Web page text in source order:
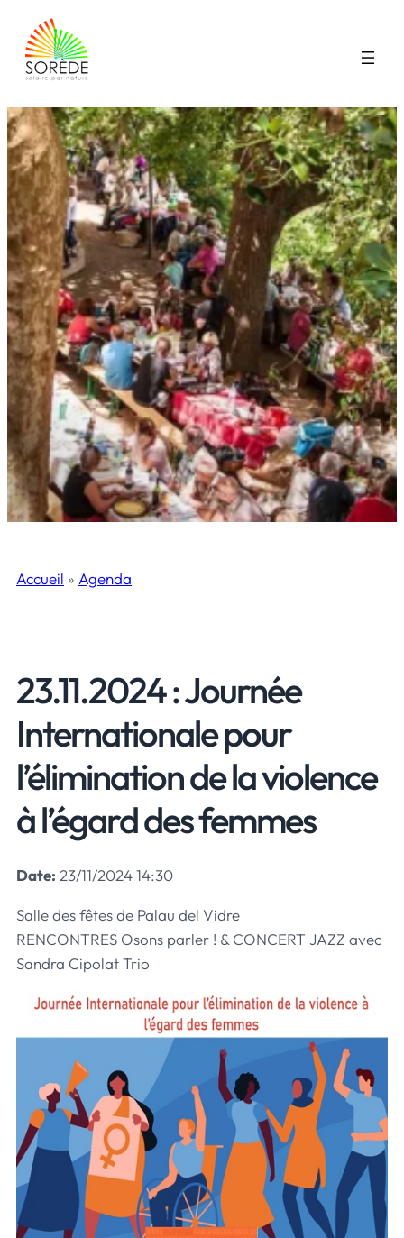
Accueil » Agenda
23.11.2024 : Journée
Internationale pour
l’élimination de la violence
à l’égard des femmes
Date: 23/11/202414:30
Salle des fêtes de Palau del Vidre
RENCONTRES Osons parler ! & CONCERT JAZZ avec
Sandra Cipolat Trio